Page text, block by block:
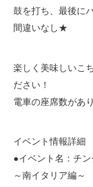
鼓を打ち、最後に
間違いなし★
楽しく美味しいこ
ださい！
電車の座席数があ
イベント情報詳細
●イベント名：チ
～南イタリア編～